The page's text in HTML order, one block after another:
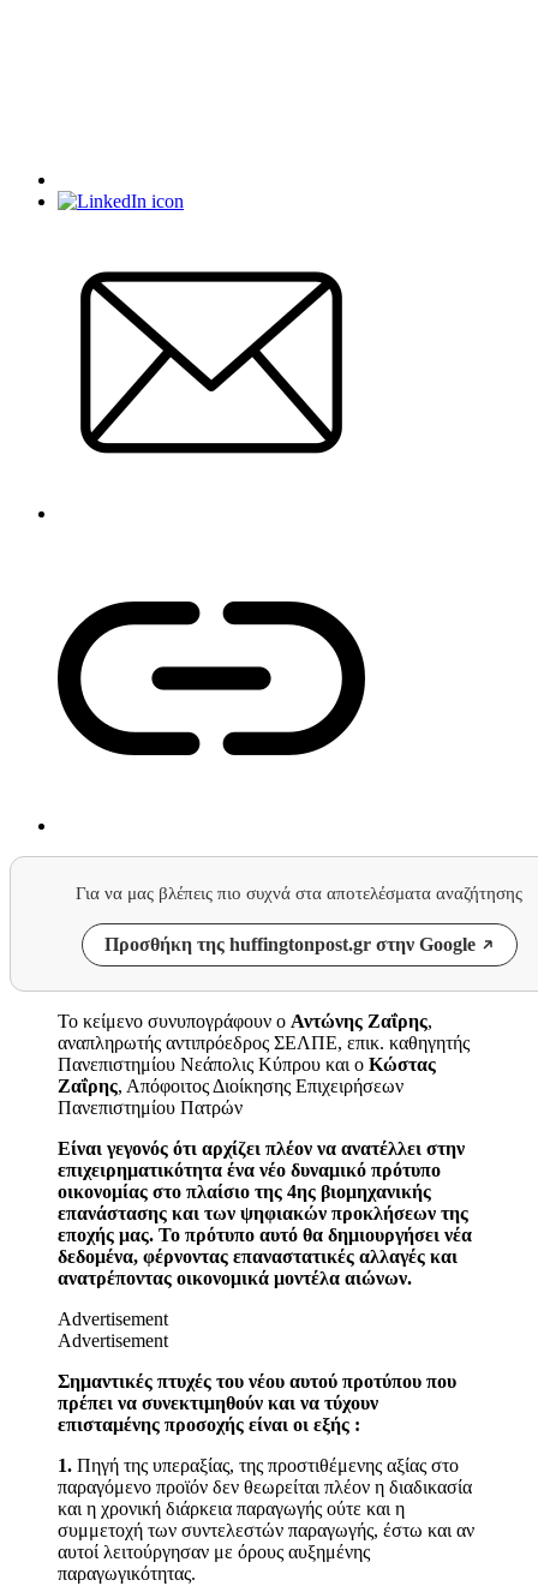
Για να μας βλέπεις πιο συχνά στα αποτελέσματα αναζήτησης
Προσθήκη της huffingtonpost.gr στην Google
Το κείμενο συνυπογράφουν ο Αντώνης Ζαΐρης,
αναπληρωτής αντιπρόεδρος ΣΕΛΠΕ, επικ. καθηγητής
Πανεπιστημίου Νεάπολις Κύπρου και ο Κώστας
Ζαΐρης, Απόφοιτος Διοίκησης Επιχειρήσεων
Πανεπιστημίου Πατρών
Είναι γεγονός ότι αρχίζει πλέον να ανατέλλει στην
επιχειρηματικότητα ένα νέο δυναμικό πρότυπο
οικονομίας στο πλαίσιο της 4ης βιομηχανικής
επανάστασης και των ψηφιακών προκλήσεων της
εποχής μας. Το πρότυπο αυτό θα δημιουργήσει νέα
δεδομένα, φέρνοντας επαναστατικές αλλαγές και
ανατρέποντας οικονομικά μοντέλα αιώνων.
Advertisement
Advertisement
Σημαντικές πτυχές του νέου αυτού προτύπου που
πρέπει να συνεκτιμηθούν και να τύχουν
επισταμένης προσοχής είναι οι εξής :
1. Πηγή της υπεραξίας, της προστιθέμενης αξίας στο
παραγόμενο προϊόν δεν θεωρείται πλέον η διαδικασία
και η χρονική διάρκεια παραγωγής ούτε και η
συμμετοχή των συντελεστών παραγωγής, έστω και αν
αυτοί λειτούργησαν με όρους αυξημένης
παραγωγικότητας.